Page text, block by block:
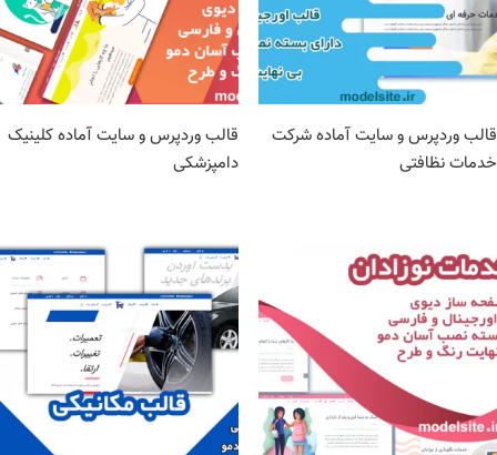
قالب وردپرس و سایت آماده شرکت
خدمات نظافتی
قالب وردپرس و سایت آماده کلینیک
دامپزشکی